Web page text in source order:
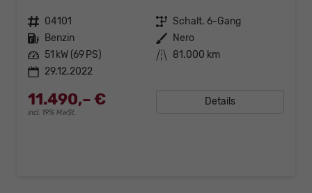
Fahrzeugnr. 04101 Getriebe Schalt. 6-Gang
Kraftstoff Benzin Außenfarbe Nero
Leistung 51 kW (69 PS) Kilometerstand 81.000 km
29.12.2022
11.490,– €
incl. 19% MwSt.
Details